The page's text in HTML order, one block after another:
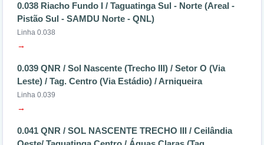
0.038 Riacho Fundo I / Taguatinga Sul - Norte (Areal -
Pistão Sul - SAMDU Norte - QNL)
Linha 0.038
→
0.039 QNR / Sol Nascente (Trecho III) / Setor O (Via
Leste) / Tag. Centro (Via Estádio) / Arniqueira
Linha 0.039
→
0.041 QNR / SOL NASCENTE TRECHO III / Ceilândia